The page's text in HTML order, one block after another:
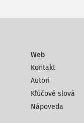
Web
Kontakt
Autori
Kľúčové slová
Nápoveda